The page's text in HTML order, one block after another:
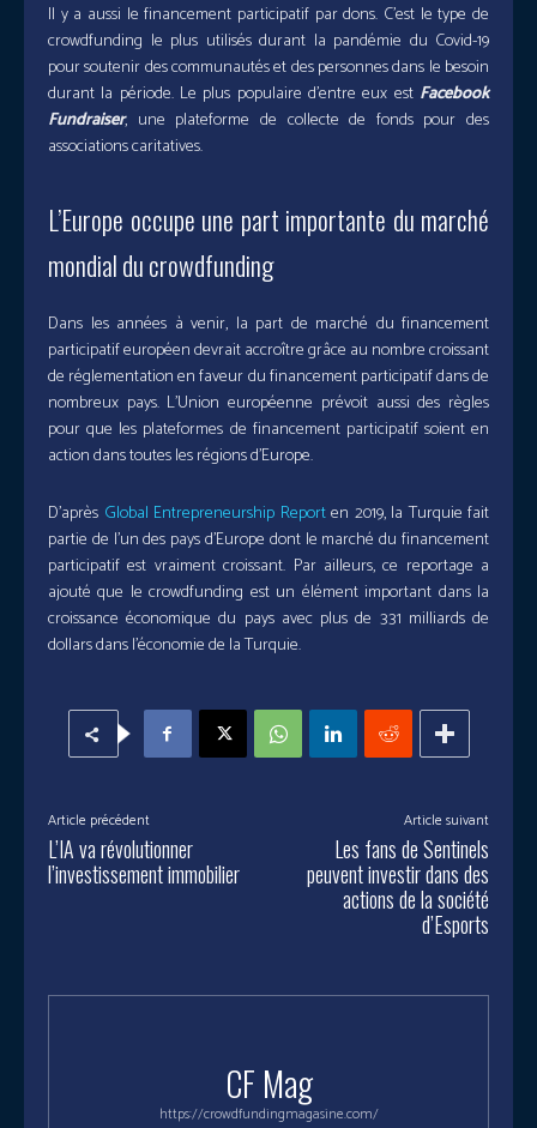
Il y a aussi le financement participatif par dons. C’est le type de
crowdfunding le plus utilisés durant la pandémie du Covid-19
pour soutenir des communautés et des personnes dans le besoin
durant la période. Le plus populaire d’entre eux est Facebook
Fundraiser, une plateforme de collecte de fonds pour des
associations caritatives.
L’Europe occupe une part importante du marché
mondial du crowdfunding
Dans les années à venir, la part de marché du financement
participatif européen devrait accroître grâce au nombre croissant
de réglementation en faveur du financement participatif dans de
nombreux pays. L’Union européenne prévoit aussi des règles
pour que les plateformes de financement participatif soient en
action dans toutes les régions d’Europe.
D’après Global Entrepreneurship Reporten 2019, la Turquie fait
partie de l’un des pays d’Europe dont le marché du financement
participatif est vraiment croissant. Par ailleurs, ce reportage a
ajouté que le crowdfunding est un élément important dans la
croissance économique du pays avec plus de 331 milliards de
dollars dans l’économie de la Turquie.
Article précédent
L’IA va révolutionner
l’investissement immobilier
Article suivant
Les fans de Sentinels
peuvent investir dans des
actions de la société
d’Esports
CF Mag
https://crowdfundingmagasine.com/